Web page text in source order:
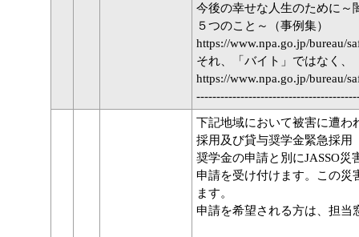
今後の幸せな人生のために～
５つのこと～（事例集）
https://www.npa.go.jp/bureau/
それ、「バイト」ではなく、
https://www.npa.go.jp/bureau/
下記地域において被害に遭わ
採用及び貸与奨学金緊急採用
奨学金の申請と別にJASSO
申請を受け付けます。この災
ます。
申請を希望される方は、担当